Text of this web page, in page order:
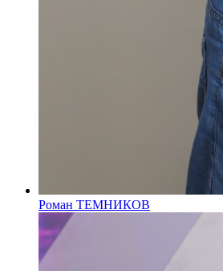
Роман ТЕМНИКОВ